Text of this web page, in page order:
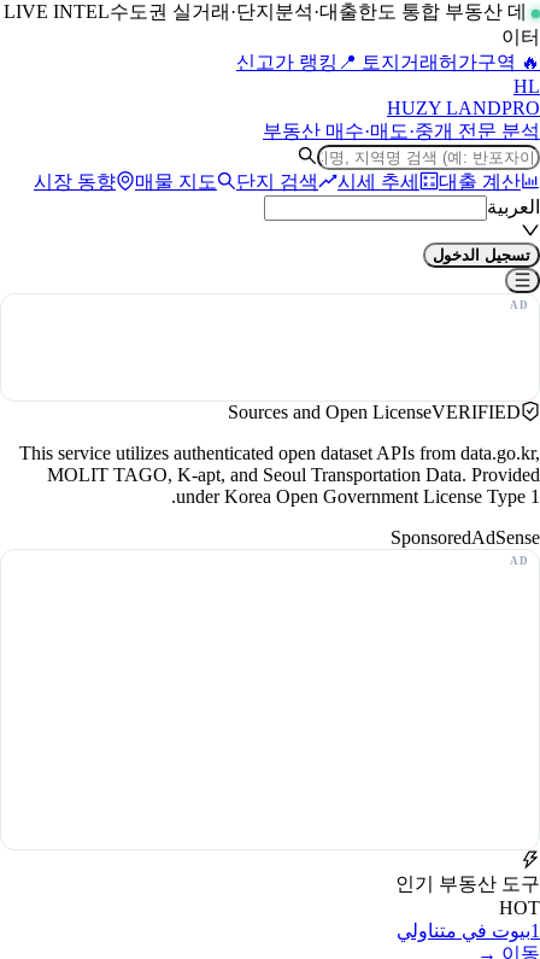
LIVE INTEL
수도권 실거래·단지분석·대출한도 통합 부동산 데
이터
🔥 신고가 랭킹
📍 토지거래허가구역
HL
HUZY LANDPRO
부동산 매수·매도·중개 전문 분석
시장 동향 매물 지도 단지 검색 시세 추세
대출 계산
العربية
تسجيل الدخول
Sources and Open LicenseVERIFIED
This service utilizes authenticated open dataset APIs from data.go.kr,
MOLIT TAGO, K-apt, and Seoul Transportation Data. Provided
under Korea Open Government License Type 1.
SponsoredAdSense
인기 부동산 도구
HOT
1بيوت في متناولي
이동 →